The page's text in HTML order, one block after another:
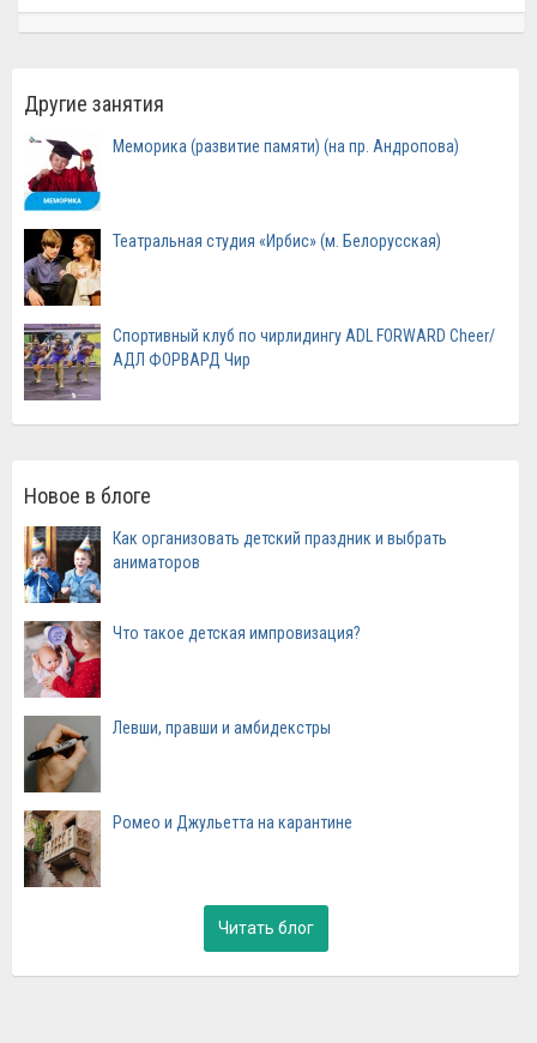
Другие занятия
Меморика (развитие памяти) (на пр. Андропова)
Театральная студия «Ирбис» (м. Белорусская)
Спортивный клуб по чирлидингу ADL FORWARD Cheer/
АДЛ ФОРВАРД Чир
Новое в блоге
Как организовать детский праздник и выбрать
аниматоров
Что такое детская импровизация?
Левши, правши и амбидекстры
Ромео и Джульетта на карантине
Читать блог